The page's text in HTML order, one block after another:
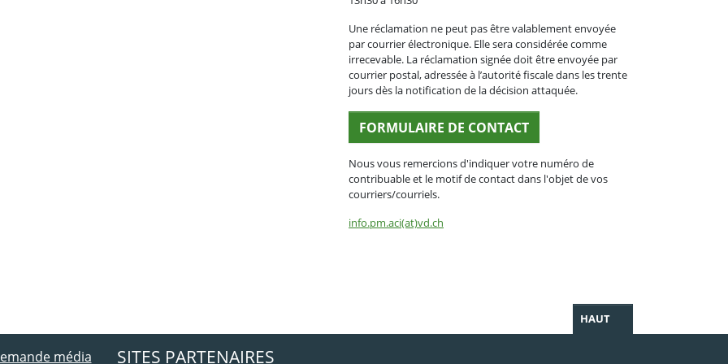
Une réclamation ne peut pas être valablement envoyée
par courrier électronique. Elle sera considérée comme
irrecevable. La réclamation signée doit être envoyée par
courrier postal, adressée à l’autorité fiscale dans les trente
jours dès la notification de la décision attaquée.
FORMULAIRE DE CONTACT
Nous vous remercions d'indiquer votre numéro de
contribuable et le motif de contact dans l'objet de vos
courriers/courriels.
info.pm.aci(at)vd.ch
HAUT
média SITES PARTENAIRES